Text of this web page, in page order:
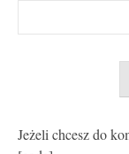
Jeżeli chcesz do